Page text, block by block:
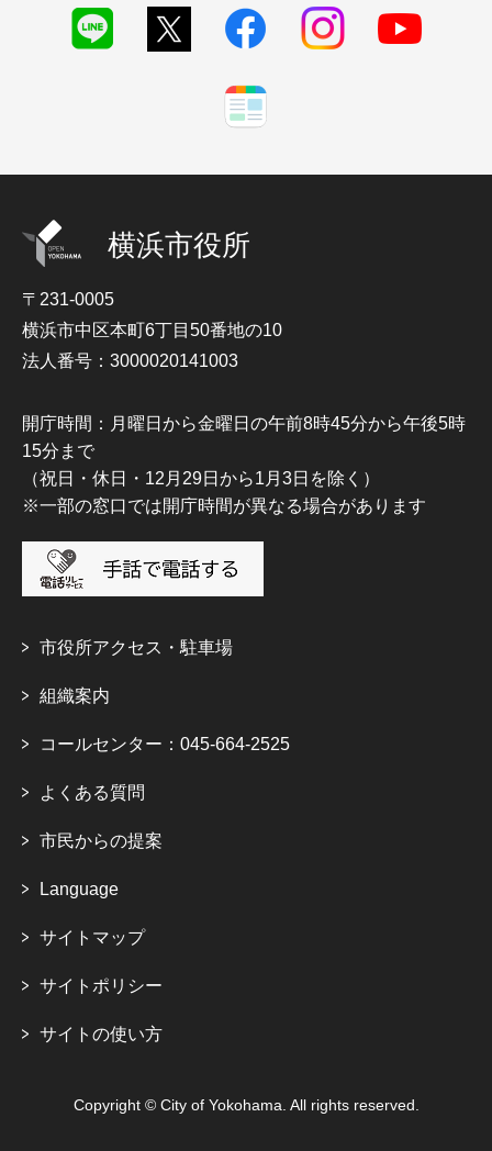
横浜市役所
〒231-0005
横浜市中区本町6丁目50番地の10
法人番号：3000020141003
開庁時間：月曜日から金曜日の午前8時45分から午後5時
15分まで
（祝日・休日・12月29日から1月3日を除く）
※一部の窓口では開庁時間が異なる場合があります
市役所アクセス・駐車場
組織案内
コールセンター：045-664-2525
よくある質問
市民からの提案
Language
サイトマップ
サイトポリシー
サイトの使い方
Copyright © City of Yokohama. All rights reserved.